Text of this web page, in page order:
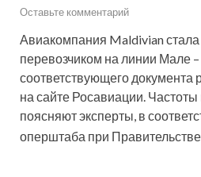
Оставьте комментарий
Авиакомпания Maldivian
перевозчиком на линии Мале
соответствующего документа
на сайте Росавиации. Частоты
поясняют эксперты, в
оперштаба при